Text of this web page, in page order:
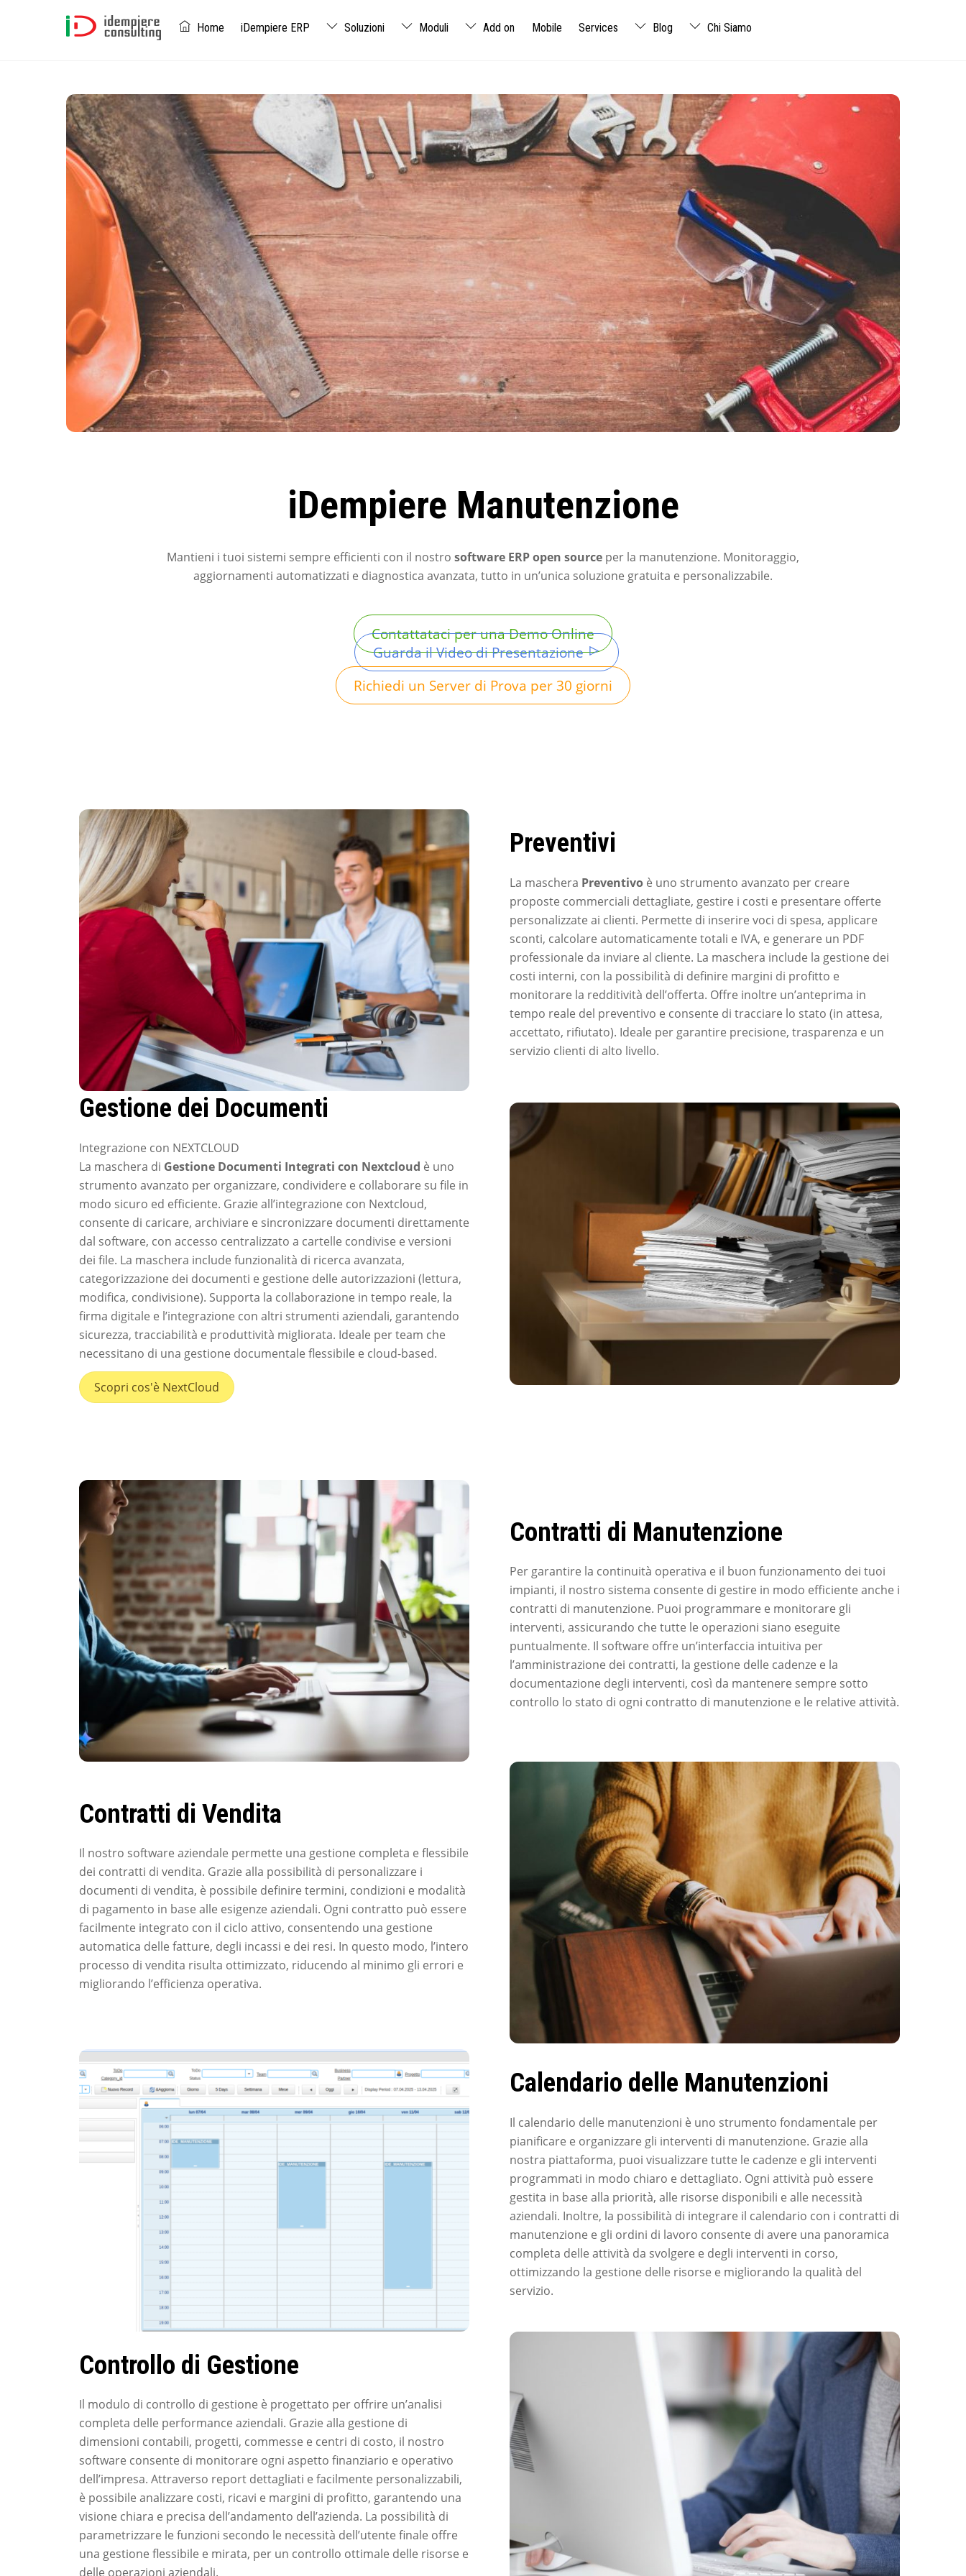
Home iDempiere ERP Soluzioni Moduli Add on Mobile Services Blog Chi Siamo
iDempiere Manutenzione
Mantieni i tuoi sistemi sempre efficienti con il nostro software ERP open source per la manutenzione. Monitoraggio,
aggiornamenti automatizzati e diagnostica avanzata, tutto in un’unica soluzione gratuita e personalizzabile.
Contattataci per una Demo Online
Guarda il Video di Presentazione
Richiedi un Server di Prova per 30 giorni
Preventivi
La maschera Preventivoè uno strumento avanzato per creare
proposte commerciali dettagliate, gestire i costi e presentare offerte
personalizzate ai clienti. Permette di inserire voci di spesa, applicare
sconti, calcolare automaticamente totali e IVA, e generare un PDF
professionale da inviare al cliente. La maschera include la gestione dei
costi interni, con la possibilità di definire margini di profitto e
monitorare la redditività dell’offerta. Offre inoltre un’anteprima in
tempo reale del preventivo e consente di tracciare lo stato (in attesa,
accettato, rifiutato). Ideale per garantire precisione, trasparenza e un
servizio clienti di alto livello.
Gestione dei Documenti
Integrazione con NEXTCLOUD
La maschera di Gestione Documenti Integrati con Nextcloud è uno
strumento avanzato per organizzare, condividere e collaborare su file in
modo sicuro ed efficiente. Grazie all’integrazione con Nextcloud,
consente di caricare, archiviare e sincronizzare documenti direttamente
dal software, con accesso centralizzato a cartelle condivise e versioni
dei file. La maschera include funzionalità di ricerca avanzata,
categorizzazione dei documenti e gestione delle autorizzazioni (lettura,
modifica, condivisione). Supporta la collaborazione in tempo reale, la
firma digitale e l’integrazione con altri strumenti aziendali, garantendo
sicurezza, tracciabilità e produttività migliorata. Ideale per team che
necessitano di una gestione documentale flessibile e cloud-based.
Scopri cos'è NextCloud
Contratti di Manutenzione
Per garantire la continuità operativa e il buon funzionamento dei tuoi
impianti, il nostro sistema consente di gestire in modo efficiente anche i
contratti di manutenzione. Puoi programmare e monitorare gli
interventi, assicurando che tutte le operazioni siano eseguite
puntualmente. Il software offre un’interfaccia intuitiva per
l’amministrazione dei contratti, la gestione delle cadenze e la
documentazione degli interventi, così da mantenere sempre sotto
controllo lo stato di ogni contratto di manutenzione e le relative attività.
Contratti di Vendita
Il nostro software aziendale permette una gestione completa e flessibile
dei contratti di vendita. Grazie alla possibilità di personalizzare i
documenti di vendita, è possibile definire termini, condizioni e modalità
di pagamento in base alle esigenze aziendali. Ogni contratto può essere
facilmente integrato con il ciclo attivo, consentendo una gestione
automatica delle fatture, degli incassi e dei resi. In questo modo, l’intero
processo di vendita risulta ottimizzato, riducendo al minimo gli errori e
migliorando l’efficienza operativa.
Calendario delle Manutenzioni
Il calendario delle manutenzioni è uno strumento fondamentale per
pianificare e organizzare gli interventi di manutenzione. Grazie alla
nostra piattaforma, puoi visualizzare tutte le cadenze e gli interventi
programmati in modo chiaro e dettagliato. Ogni attività può essere
gestita in base alla priorità, alle risorse disponibili e alle necessità
aziendali. Inoltre, la possibilità di integrare il calendario con i contratti di
manutenzione e gli ordini di lavoro consente di avere una panoramica
completa delle attività da svolgere e degli interventi in corso,
ottimizzando la gestione delle risorse e migliorando la qualità del
servizio.
Controllo di Gestione
Il modulo di controllo di gestione è progettato per offrire un’analisi
completa delle performance aziendali. Grazie alla gestione di
dimensioni contabili, progetti, commesse e centri di costo, il nostro
software consente di monitorare ogni aspetto finanziario e operativo
dell’impresa. Attraverso report dettagliati e facilmente personalizzabili,
è possibile analizzare costi, ricavi e margini di profitto, garantendo una
visione chiara e precisa dell’andamento dell’azienda. La possibilità di
parametrizzare le funzioni secondo le necessità dell’utente finale offre
una gestione flessibile e mirata, per un controllo ottimale delle risorse e
delle operazioni aziendali.